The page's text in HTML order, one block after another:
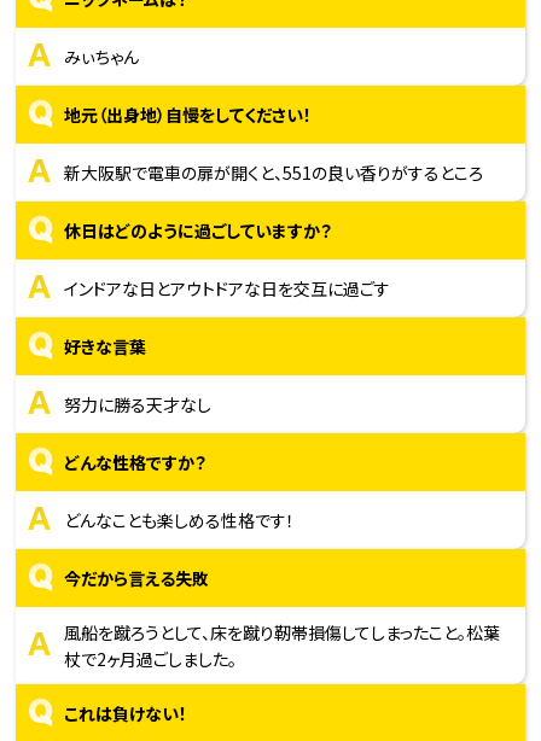
A みぃちゃん
Q 地元（出身地）自慢をしてください！
A 新大阪駅で電車の扉が開くと、551の良い香りがするところ
Q 休日はどのように過ごしていますか？
A インドアな日とアウトドアな日を交互に過ごす
Q 好きな言葉
A 努力に勝る天才なし
Q どんな性格ですか？
A どんなことも楽しめる性格です！
Q 今だから言える失敗
A 風船を蹴ろうとして、床を蹴り靭帯損傷してしまったこと。松葉
杖で2ヶ月過ごしました。
Q これは負けない！